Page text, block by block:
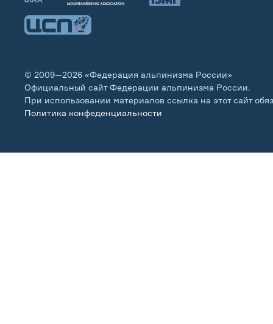
© 2009—2026 «Федерация альпинизма России»
Официальный сайт Федерации альпинизма России.
При использовании материалов ссылка на этот сайт
Политика конфеденциальности